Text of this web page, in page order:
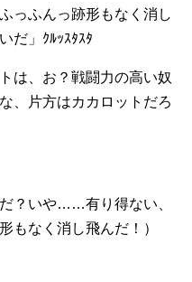
ふんっ跡形もなく消し
だ」ｸﾙｯｽﾀｽﾀ
は、お？戦闘力の高い奴
、片方はカカロットだろ
？いや……有り得ない、
もなく消し飛んだ！）